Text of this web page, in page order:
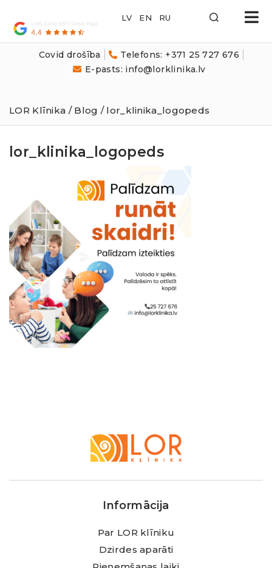
Covid drošība
Telefons: +371 25 727 676
E-pasts: info@lorklinika.lv
LOR
Klīnika
LOR Klīnika / Blog / lor_klinika_logopeds
lor_klinika_logopeds
Klīnika
Informācija
Par LOR klīniku
Dzirdes aparāti